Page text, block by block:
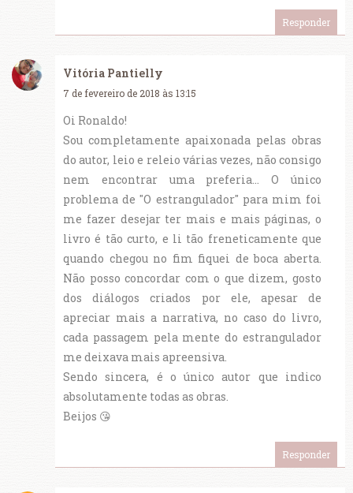
Responder
Vitória Pantielly
7 de fevereiro de 2018 às 13:15
Oi Ronaldo!
Sou completamente apaixonada pelas obras
do autor, leio e releio várias vezes, não consigo
nem encontrar uma preferia... O único
problema de "O estrangulador" para mim foi
me fazer desejar ter mais e mais páginas, o
livro é tão curto, e li tão freneticamente que
quando chegou no fim fiquei de boca aberta.
Não posso concordar com o que dizem, gosto
dos diálogos criados por ele, apesar de
apreciar mais a narrativa, no caso do livro,
cada passagem pela mente do estrangulador
me deixava mais apreensiva.
Sendo sincera, é o único autor que indico
absolutamente todas as obras.
Beijos 😘
Responder